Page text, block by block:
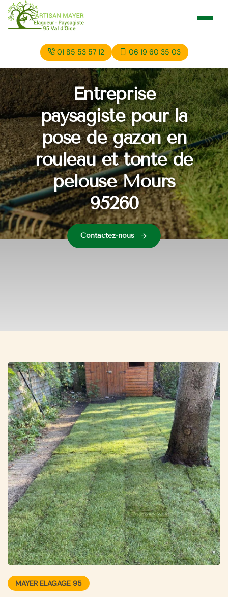
01 85 53 57 12 06 19 60 35 03
Entreprise
paysagiste pour la
pose de gazon en
rouleau et tonte de
pelouse Mours
95260
Contactez-nous
MAYER ELAGAGE 95